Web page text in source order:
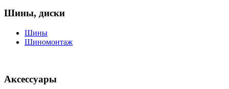
Шины, диски
Шины
Шиномонтаж
Аксессуары